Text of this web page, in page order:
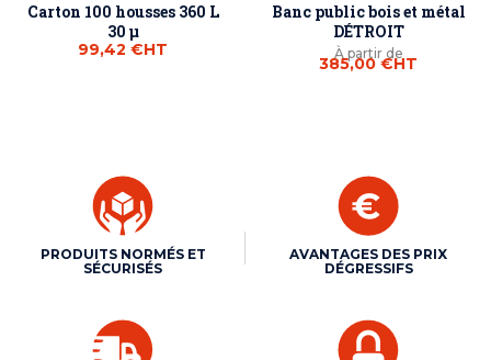
Carton 100 housses 360 L
30 µ
99,42 €HT
Banc public bois et métal
DÉTROIT
À partir de
385,00 €HT
PRODUITS NORMÉS ET
SÉCURISÉS
AVANTAGES DES PRIX
DÉGRESSIFS